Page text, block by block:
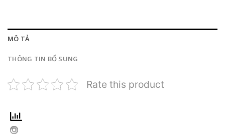
MÔ TẢ
THÔNG TIN BỔ SUNG
Rate this product